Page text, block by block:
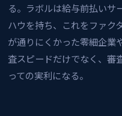
る。ラボルは給与前払いサ
ハウを持ち、これをファク
が通りにくかった零細企業
査スピードだけでなく、審
っての実利になる。